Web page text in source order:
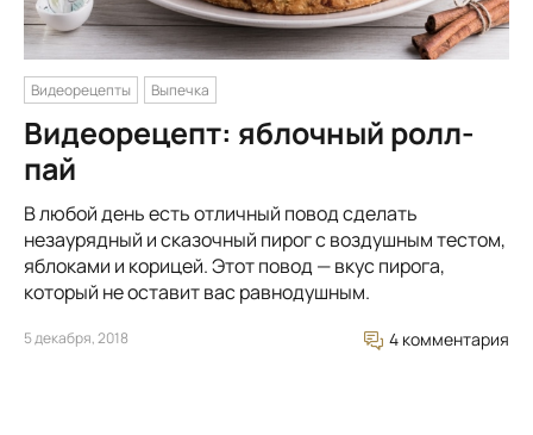
Видеорецепты Выпечка
Видеорецепт: яблочный ролл-
пай
В любой день есть отличный повод сделать
незаурядный и сказочный пирог с воздушным тестом,
яблоками и корицей. Этот повод — вкус пирога,
который не оставит вас равнодушным.
5 декабря, 2018 4 комментария